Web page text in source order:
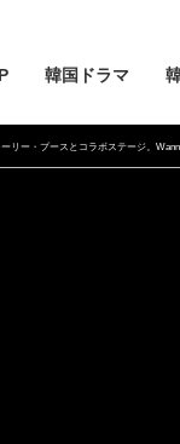
韓国ドラマ
リー・プースとコラボステージ。